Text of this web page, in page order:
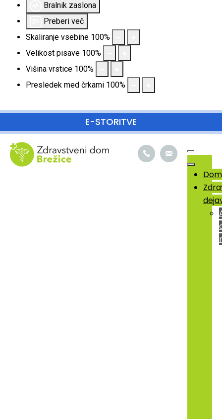
Bralnik zaslona
Preberi več
Skaliranje vsebine 100%
Velikost pisave 100%
Višina vrstice 100%
Presledek med črkami 100%
SKOČI DO OSREDNJE VSEBINE
E-STORITVE